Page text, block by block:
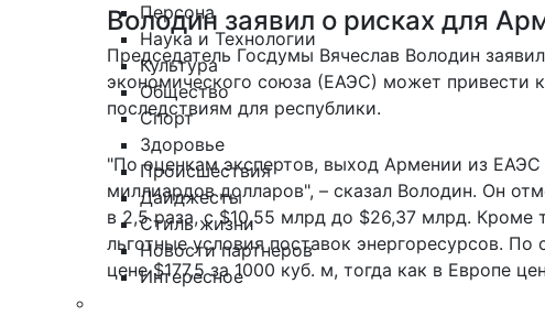
Персона
Наука и Технологии
Культура
Общество
Спорт
Здоровье
Происшествия
Дайджесты
Стиль жизни
Новости партнеров
Интересное
Володин заявил о рисках для
Председатель Госдумы Вячеслав Володин
экономического союза (ЕАЭС) может привести
последствиям для республики.
"По оценкам экспертов, выход Армении из
миллиардов долларов", – сказал Володин. Он
в 2,5 раза, с $10,55 млрд до $26,37 млрд. Кроме
льготные условия поставок энергоресурсов.
цене $177,5 за 1000 куб. м, тогда как в Европе